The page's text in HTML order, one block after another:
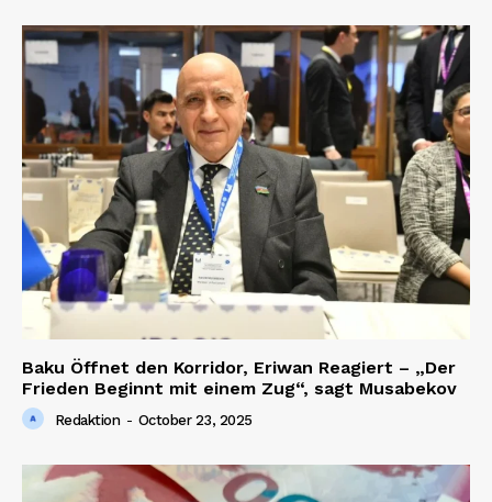
Baku Öffnet den Korridor, Eriwan Reagiert – „Der
Frieden Beginnt mit einem Zug“, sagt Musabekov
Redaktion - October 23, 2025